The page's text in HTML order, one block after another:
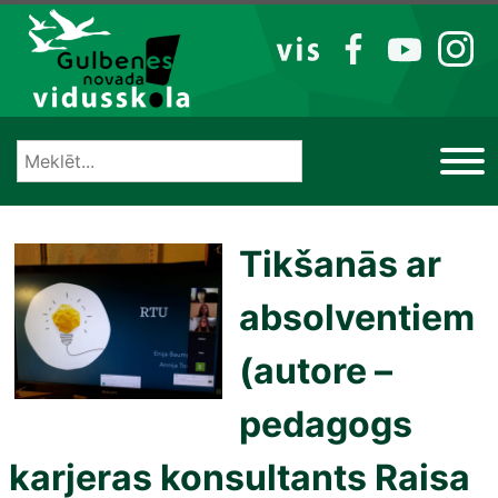
Izlaist
VIS
FB YT IG
Tikšanās ar
absolventiem
(autore –
pedagogs
karjeras konsultants Raisa